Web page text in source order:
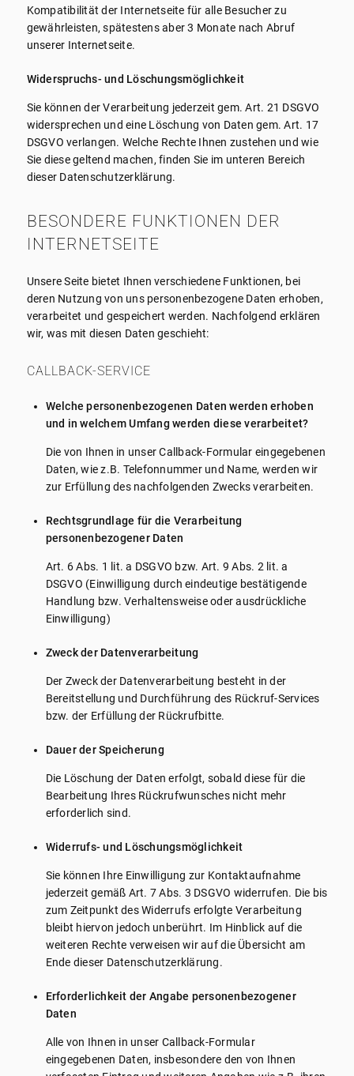
Kompatibilität der Internetseite für alle Besucher zu
gewährleisten, spätestens aber 3 Monate nach Abruf
unserer Internetseite.
Widerspruchs- und Löschungsmöglichkeit
Sie können der Verarbeitung jederzeit gem. Art. 21 DSGVO
widersprechen und eine Löschung von Daten gem. Art. 17
DSGVO verlangen. Welche Rechte Ihnen zustehen und wie
Sie diese geltend machen, finden Sie im unteren Bereich
dieser Datenschutzerklärung.
BESONDERE FUNKTIONEN DER
INTERNETSEITE
Unsere Seite bietet Ihnen verschiedene Funktionen, bei
deren Nutzung von uns personenbezogene Daten erhoben,
verarbeitet und gespeichert werden. Nachfolgend erklären
wir, was mit diesen Daten geschieht:
CALLBACK-SERVICE
Welche personenbezogenen Daten werden erhoben
und in welchem Umfang werden diese verarbeitet?
Die von Ihnen in unser Callback-Formular eingegebenen
Daten, wie z.B. Telefonnummer und Name, werden wir
zur Erfüllung des nachfolgenden Zwecks verarbeiten.
Rechtsgrundlage für die Verarbeitung
personenbezogener Daten
Art. 6 Abs. 1 lit. a DSGVO bzw. Art. 9 Abs. 2 lit. a
DSGVO (Einwilligung durch eindeutige bestätigende
Handlung bzw. Verhaltensweise oder ausdrückliche
Einwilligung)
Zweck der Datenverarbeitung
Der Zweck der Datenverarbeitung besteht in der
Bereitstellung und Durchführung des Rückruf-Services
bzw. der Erfüllung der Rückrufbitte.
Dauer der Speicherung
Die Löschung der Daten erfolgt, sobald diese für die
Bearbeitung Ihres Rückrufwunsches nicht mehr
erforderlich sind.
Widerrufs- und Löschungsmöglichkeit
Sie können Ihre Einwilligung zur Kontaktaufnahme
jederzeit gemäß Art. 7 Abs. 3 DSGVO widerrufen. Die bis
zum Zeitpunkt des Widerrufs erfolgte Verarbeitung
bleibt hiervon jedoch unberührt. Im Hinblick auf die
weiteren Rechte verweisen wir auf die Übersicht am
Ende dieser Datenschutzerklärung.
Erforderlichkeit der Angabe personenbezogener
Daten
Alle von Ihnen in unser Callback-Formular
eingegebenen Daten, insbesondere den von Ihnen